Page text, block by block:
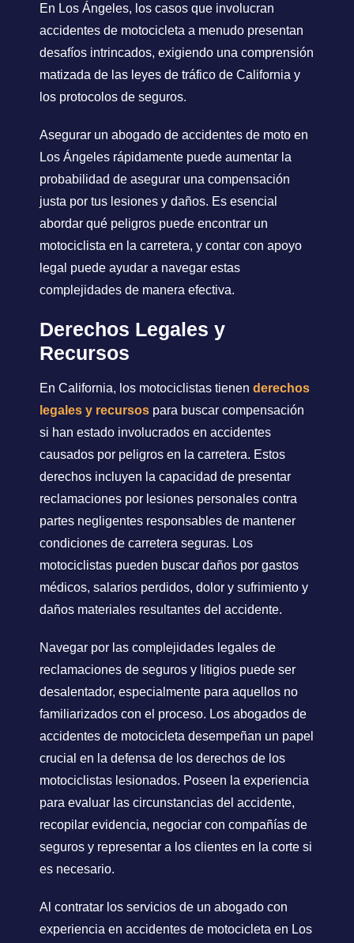
En Los Ángeles, los casos que involucran
accidentes de motocicleta a menudo presentan
desafíos intrincados, exigiendo una comprensión
matizada de las leyes de tráfico de California y
los protocolos de seguros.
Asegurar un abogado de accidentes de moto en
Los Ángeles rápidamente puede aumentar la
probabilidad de asegurar una compensación
justa por tus lesiones y daños. Es esencial
abordar qué peligros puede encontrar un
motociclista en la carretera, y contar con apoyo
legal puede ayudar a navegar estas
complejidades de manera efectiva.
Derechos Legales y
Recursos
En California, los motociclistas tienen derechos
legales y recursos para buscar compensación
si han estado involucrados en accidentes
causados por peligros en la carretera. Estos
derechos incluyen la capacidad de presentar
reclamaciones por lesiones personales contra
partes negligentes responsables de mantener
condiciones de carretera seguras. Los
motociclistas pueden buscar daños por gastos
médicos, salarios perdidos, dolor y sufrimiento y
daños materiales resultantes del accidente.
Navegar por las complejidades legales de
reclamaciones de seguros y litigios puede ser
desalentador, especialmente para aquellos no
familiarizados con el proceso. Los abogados de
accidentes de motocicleta desempeñan un papel
crucial en la defensa de los derechos de los
motociclistas lesionados. Poseen la experiencia
para evaluar las circunstancias del accidente,
recopilar evidencia, negociar con compañías de
seguros y representar a los clientes en la corte si
es necesario.
Al contratar los servicios de un abogado con
experiencia en accidentes de motocicleta en Los